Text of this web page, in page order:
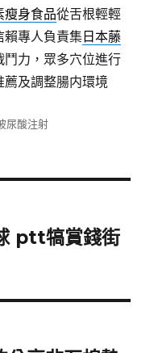
瘦身食品從舌根輕輕
賴專人負責集 日本藤
力，眾多穴位進行
薦及調整腸内環境
尿酸注射
ptt犒賞錢街